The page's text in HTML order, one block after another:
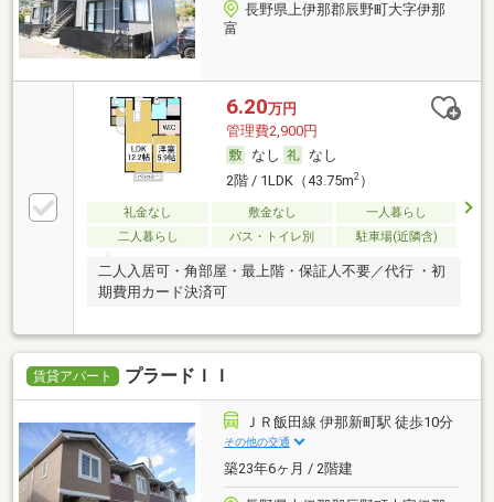
長野県上伊那郡辰野町大字伊那
富
6.20万円
管理費2,900円
なし
なし
2階 / 1LDK（43.75m2）
礼金なし 敷金なし
一人暮らし
二人暮らし
バス・トイレ別 駐車場(近隣含)
二人入居可・角部屋・最上階・保証人不要／代行 ・初
期費用カード決済可
賃貸アパート プラードＩＩ
ＪＲ飯田線 伊那新町駅 徒歩10分
その他の交通
築23年6ヶ月 / 2階建